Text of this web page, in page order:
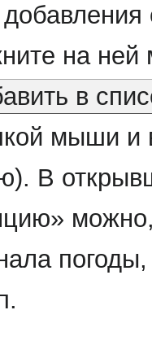
на
в
мыши и
В
погоды,